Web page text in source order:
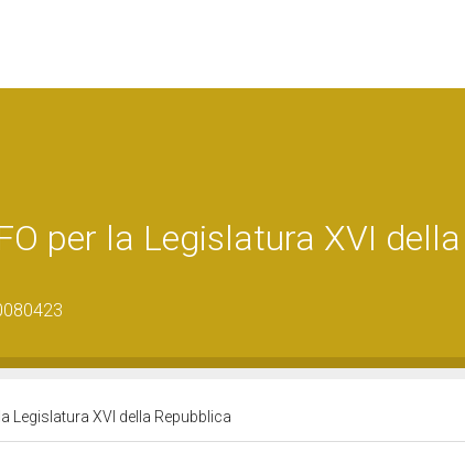
per la Legislatura XVI della
Legislatura XVI della Repubblica